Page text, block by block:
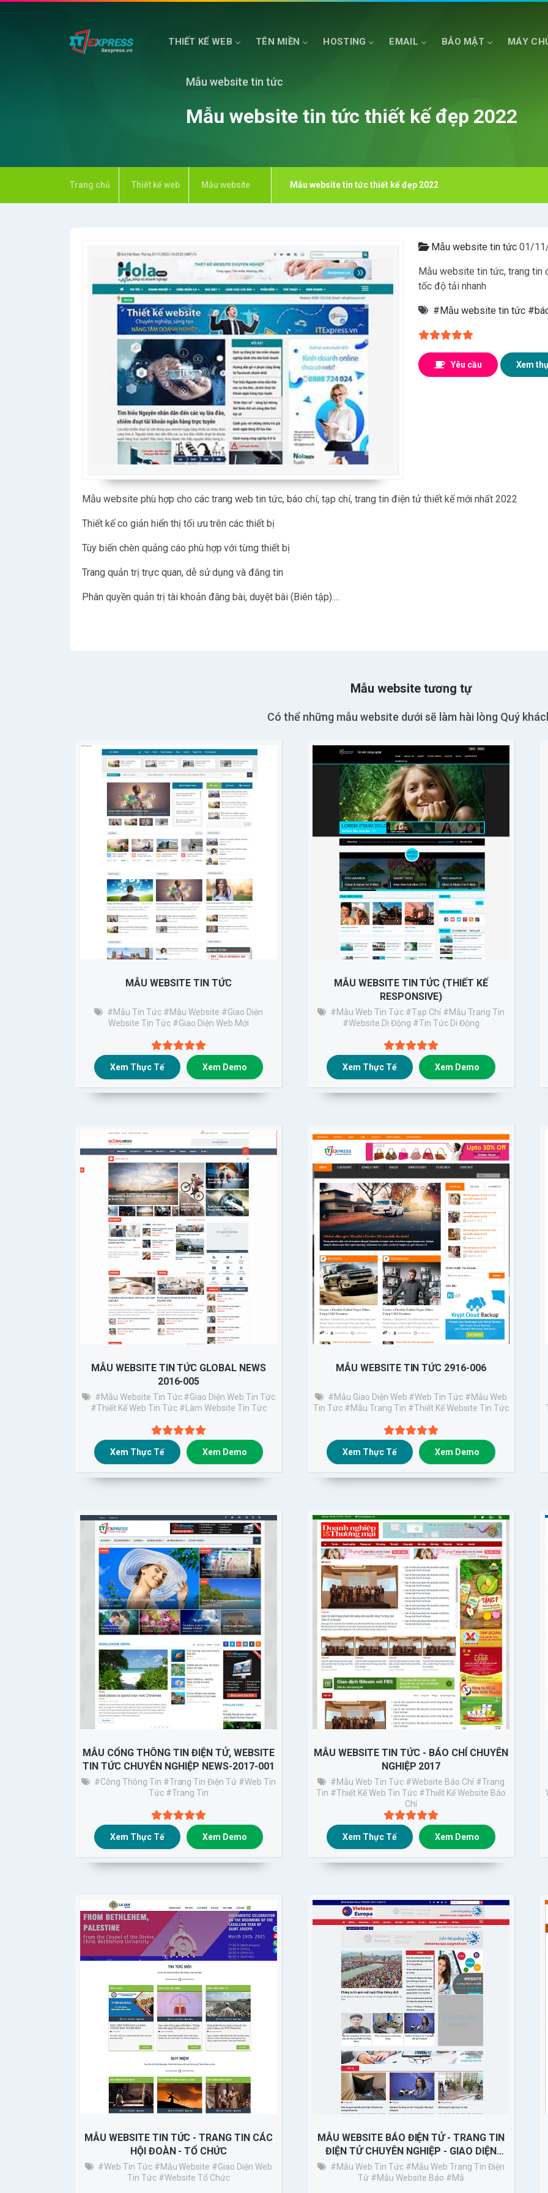
THIẾT KẾ WEB TÊN MIỀN HOSTING
HOSTING WEB HOSTING ASP.NET HOSTING NET CORE
EMAIL BẢO MẬT MÁY
MÁY CHỦ PHỔ THÔNG SSD CLOUD SERVER
Mẫu website tin tức
Mẫu website tin tức thiết kế đẹp 2022
Trang chủ Thiết kế web Mẫu website Mẫu website tin tức thiết kế đẹp 2022
Mẫu website tin tức 01/
Mẫu website tin tức, trang tin
tốc độ tải nhanh
#Mẫu website tin tức
Yêu cầu Xem
Mẫu website phù hợp cho các trang web tin tức, báo chí, tạp chí, trang tin điện tử thiết kế mới nhất 2022
Thiết kế co giản hiển thị tối ưu trên các thiết bị
Tùy biến chèn quảng cáo phù hợp với từng thiết bị
Trang quản trị trực quan, dễ sử dụng và đăng tin
Phân quyền quản trị tài khoản đăng bài, duyệt bài (Biên tập)....
Mẫu website tương tự
Có thể những mẫu website dưới sẽ làm hài lòng Quý
MẪU WEBSITE TIN TỨC
#Mẫu Tin Tức #mẫu Website #giao Diện
Website Tin Tức #giao Diện Web Mới
Xem Thực Tế Xem Demo
MẪU WEBSITE TIN TỨC (THIẾT KẾ
RESPONSIVE)
#Mẫu Web Tin Tức #tạp Chí #mẫu Trang Tin
#website Di Động #tin Tức Di Động
Xem Thực Tế Xem Demo
MẪU WEBSITE TIN TỨC GLOBAL NEWS
2016-005
#Mẫu Website Tin Tức #giao Diện Web Tin Tức
#thiết Kế Web Tin Tức #làm Website Tin Tức
Xem Thực Tế Xem Demo
MẪU WEBSITE TIN TỨC 2916-006
#Mẫu Giao Diện Web #web Tin Tức #mẫu Web
Tin Tức #mẫu Trang Tin #thiết Kế Website Tin Tức
Xem Thực Tế Xem Demo
MẪU CỔNG THÔNG TIN ĐIỆN TỬ, WEBSITE
TIN TỨC CHUYÊN NGHIỆP NEWS-2017-001
#Công Thông Tin #trang Tin Điện Tử #web Tin
Tức #trang Tin
Xem Thực Tế Xem Demo
MẪU WEBSITE TIN TỨC - BÁO CHÍ CHUYÊN
NGHIỆP 2017
#Mẫu Web Tin Tức #website Báo Chí #trang
Tin #thiết Kế Web Tin Tức #thiết Kế Website Báo
Chí
Xem Thực Tế Xem Demo
MẪU WEBSITE TIN TỨC - TRANG TIN CÁC
HỘI ĐOÀN - TỔ CHỨC
#Web Tin Tức #mẫu Website #giao Diện Web
Tin Tức #website Tổ Chức
MẪU WEBSITE BÁO ĐIỆN TỬ - TRANG TIN
ĐIỆN TỬ CHUYÊN NGHIỆP - GIAO DIỆN
THÔNG MINH
#Mẫu Web Tin Tức #mẫu Web Trang Tin Điện
Tử #mẫu Website Báo #mẫ